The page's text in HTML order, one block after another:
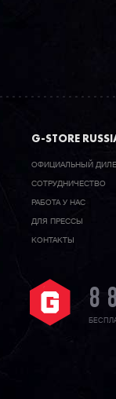
G-STORE
ОФИЦИАЛЬНЫЙ
CОТРУДНИЧЕСТВО
РАБОТА У НАС
ДЛЯ ПРЕССЫ
КОНТАКТЫ
8